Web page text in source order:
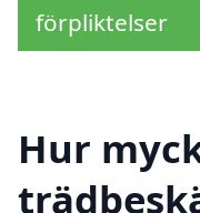
förpliktelser
Hur